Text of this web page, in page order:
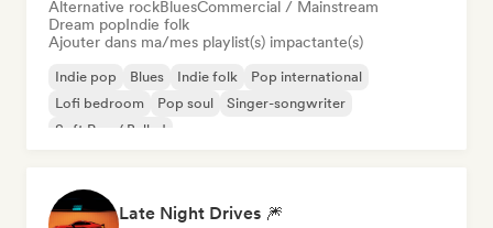
Alternative rockBluesCommercial / Mainstream
Dream popIndie folk
Ajouter dans ma/mes playlist(s) impactante(s)
Indie pop Blues Indie folk
Pop international
Lofi bedroom
Pop soul
Singer-songwriter
Soft Pop / Ballad
Late Night Drives 🎆